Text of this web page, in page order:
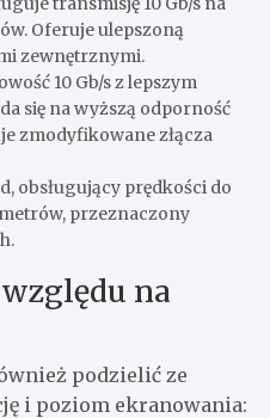
Oferuje ulepszoną
zewnętrznymi.
10 Gb/s z lepszym
się na wyższą odporność
zmodyfikowane złącza
obsługujący prędkości do
przeznaczony
na
podzielić ze
i poziom ekranowania: